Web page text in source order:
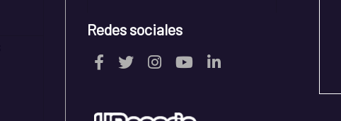
Redes sociales